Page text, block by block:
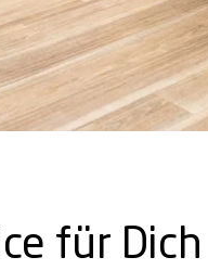
für